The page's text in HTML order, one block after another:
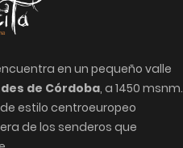
en un pequeño valle
de Córdoba, a 1450 msnm.
estilo centroeuropeo
de los senderos que